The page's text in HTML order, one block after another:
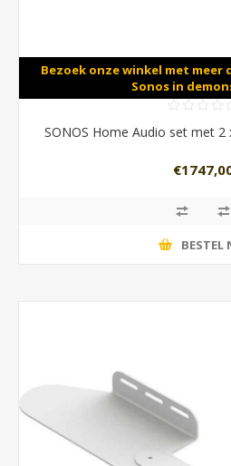
Bezoek onze winkel met meer
Sonos in
SONOS Home Audio set met 2
BESTEL